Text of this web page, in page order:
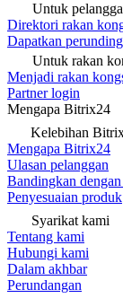
Untuk
Direktori rakan
Dapatkan
Untuk rakan
Menjadi rakan
Partner login
Mengapa Bitrix24
Kelebihan
Mengapa Bitrix24
Ulasan pelanggan
Bandingkan
Penyesuaian produk
Syarikat kami
Tentang kami
Hubungi kami
Dalam akhbar
Perundangan